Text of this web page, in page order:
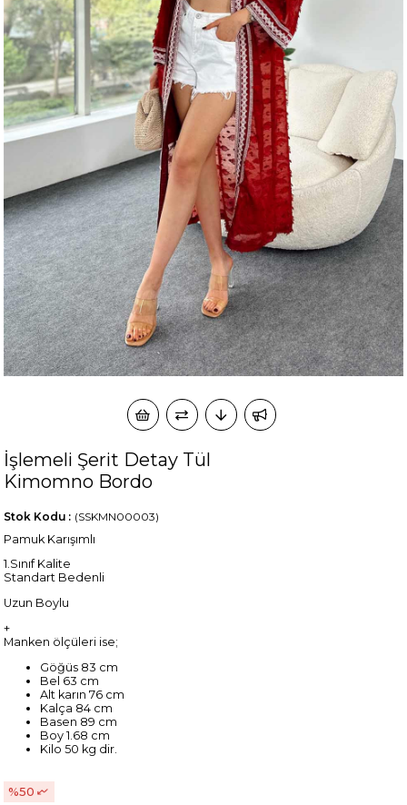
İşlemeli Şerit Detay Tül
Kimomno Bordo
(SSKMN00003)
Stok Kodu
Pamuk Karışımlı
1.Sınıf Kalite
Standart Bedenli
Uzun Boylu
+
Manken ölçüleri ise;
Göğüs 83 cm
Bel 63 cm
Alt karın 76 cm
Kalça 84 cm
Basen 89 cm
Boy 1.68 cm
Kilo 50 kg dir.
50